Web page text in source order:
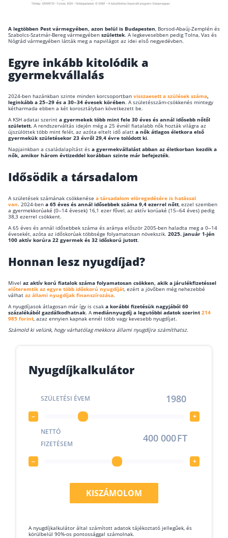
Blog
Kapcsolat
Karrier
Lakáshitel
Hitelkiváltás
Babaváró hitel
Kötelező biztosítás (KGFB)
Casco
Utasbiztosítás
Lakásbiztosítás: válaszok az 50 leggyakoribb
Minősített Fogyasztóbarát Otthonbiztosítás
A legtöbben Pest vármegyében, azon belül is Budapesten , Borsod-Abaúj-Zemplén és
Szabolcs-Szatmár-Bereg vármegyében születtek. A legkevesebben pedig Tolna, Vas és
Nógrád vármegyében látták meg a napvilágot az idei első negyedévben.
Egyre inkább kitolódik a
gyermekvállalás
2024-ben hazánkban szinte minden korcsoportban visszaesett a szülések száma
leginkább a 25–29 és a 30–34 évesek körében. A születésszám-csökkenés mintegy
kétharmada ebben a két korosztályban következett be.
A KSH adatai szerint a gyermekek több mint fele 30 éves és annál idősebb nőtől
született. A rendszerváltás idején még a 25 évnél fiatalabb nők hozták világra az
újszülöttek több mint felét, az azóta eltelt idő alatt a nők átlagos életkora első
gyermekük születésekor 23 évről 29,4 évre tolódott ki.
Napjainkban a családalapítást és a gyermekvállalást abban az életkorban kezdik a
nők, amikor három évtizeddel korábban szinte már befejezték.
Idősödik a társadalom
A születések számának csökkenése a társadalom elöregedésére is hatással
van. 2024-ben a 65 éves és annál idősebbek száma 9,4 ezerrel nőtt , ezzel szemben
a gyermekkorúaké (0–14 évesek) 16,1 ezer fővel, az aktív korúaké (15–64 éves) pedig
38,3 ezerrel csökkent.
A 65 éves és annál idősebbek száma és aránya először 2005-ben haladta meg a 0–14
évesekét, azóta az időskorúak többsége folyamatosan növekszik. 2025. január 1-jén
100 aktív korúra 22 gyermek és 32 időskorú jutott.
Honnan lesz nyugdíjad?
Mivel az aktív korú fiatalok száma folyamatosan csökken, akik a járulékfizetéssel
előteremtik az egyre több időskorú nyugdíját , ezért a jövőben még nehezebbé
válhat az állami nyugdíjak finanszírozása.
A nyugdíjasok átlagosan már így is csak a korábbi fizetésük nagyjából 60
százalékából gazdálkodhatnak. A mediánnyugdíj a legutóbbi adatok szerint 214
985 forint , azaz ennyien kapnak ennél több vagy kevesebb nyugdíjat.
Számold ki velünk, hogy várhatólag mekkora állami nyugdíjra számíthatsz.
Nyugdíjkalkulátor
SZÜLETÉSI ÉVEM
– +
NETTÓ
FIZETÉSEM
FT
– +
KISZÁMOLOM
A nyugdíjkalkulátor által számított adatok tájékoztató jellegűek, és
körülbelül 90%-os pontossággal számolnak.